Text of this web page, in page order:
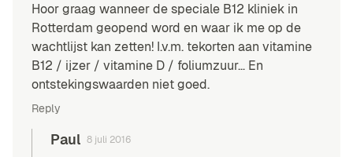
Hoor graag wanneer de speciale B12 kliniek in
Rotterdam geopend word en waar ik me op de
wachtlijst kan zetten! I.v.m. tekorten aan vitamine
B12 / ijzer / vitamine D / foliumzuur… En
ontstekingswaarden niet goed.
Reply
Paul 8 juli 2016